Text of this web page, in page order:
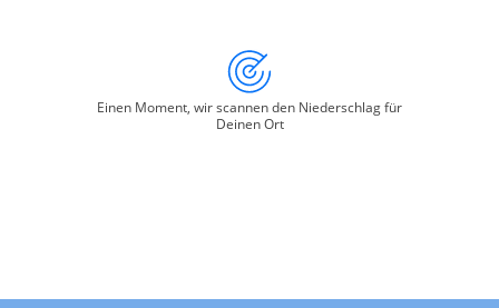
Einen Moment, wir scannen den Niederschlag für
Deinen Ort